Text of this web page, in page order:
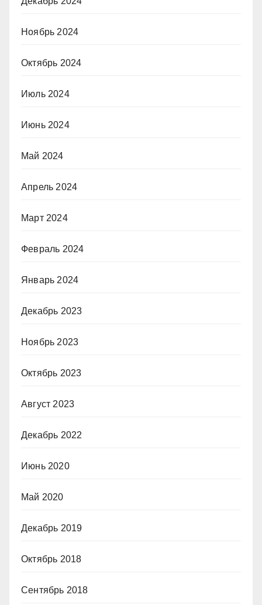
Ноябрь 2024
Октябрь 2024
Июль 2024
Июнь 2024
Май 2024
Апрель 2024
Март 2024
Февраль 2024
Январь 2024
Декабрь 2023
Ноябрь 2023
Октябрь 2023
Август 2023
Декабрь 2022
Июнь 2020
Май 2020
Декабрь 2019
Октябрь 2018
Сентябрь 2018